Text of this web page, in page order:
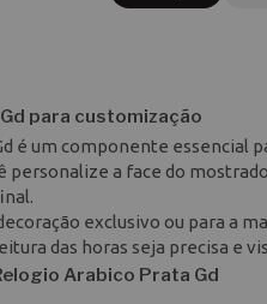
para customização
é um componente essencial
a face do
exclusivo ou para a
das horas seja precisa e
Arabico Prata Gd